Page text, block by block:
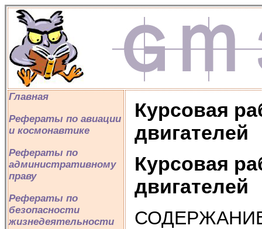
Главная
Рефераты по авиации
и космонавтике
Рефераты по
административному
праву
Рефераты по
безопасности
жизнедеятельности
Курсовая
двигателей
Курсовая
двигателей